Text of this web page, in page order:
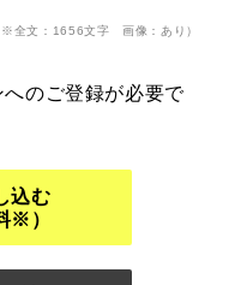
※全文：1656文字 画像：あり）
のご登録が必要で
込む
※）